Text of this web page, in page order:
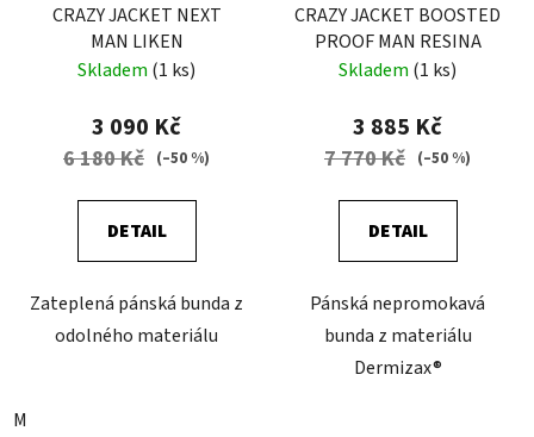
CRAZY JACKET NEXT
MAN LIKEN
Skladem (1 ks)
3 090 Kč
6 180 Kč (–50 %)
DETAIL
Zateplená pánská bunda z
odolného materiálu
M
CRAZY JACKET BOOSTED
PROOF MAN RESINA
Skladem (1 ks)
3 885 Kč
7 770 Kč (–50 %)
DETAIL
Pánská nepromokavá
bunda z materiálu
Dermizax®